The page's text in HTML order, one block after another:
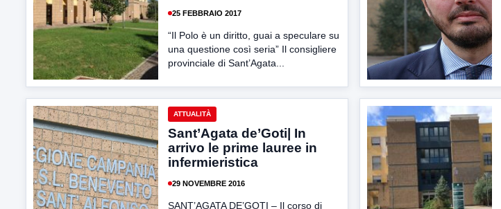
25 FEBBRAIO 2017
“Il Polo è un diritto, guai a speculare su
una questione così seria” Il consigliere
provinciale di Sant’Agata...
ATTUALITÀ
Sant’Agata de’Goti| In
arrivo le prime lauree in
infermieristica
29 NOVEMBRE 2016
SANT’AGATA DE’GOTI – Il corso di